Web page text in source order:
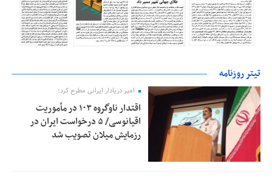
تیتر روزنامه
امیر دریادار ایرانی مطرح کرد؛
اقتدار ناوگروه ۱۰۳ در مأموریت‌
اقیانوسی/ ۵ درخواست ایران در
رزمایش میلان تصویب شد